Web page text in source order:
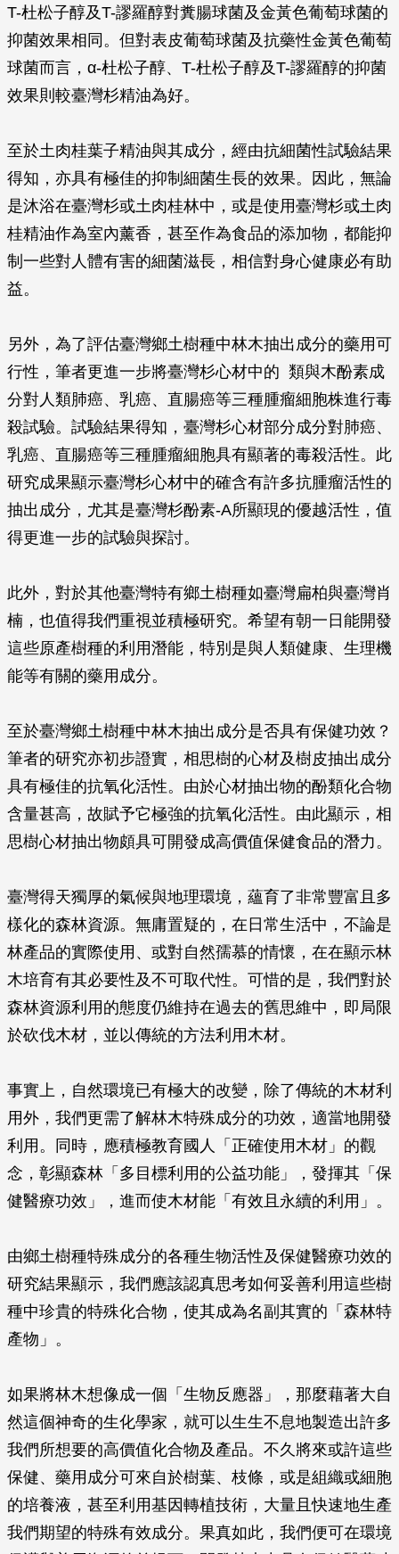
T-杜松子醇及T-謬羅醇對糞腸球菌及金黃色葡萄球菌的
抑菌效果相同。但對表皮葡萄球菌及抗藥性金黃色葡萄
球菌而言，α-杜松子醇、T-杜松子醇及T-謬羅醇的抑菌
效果則較臺灣杉精油為好。
至於土肉桂葉子精油與其成分，經由抗細菌性試驗結果
得知，亦具有極佳的抑制細菌生長的效果。因此，無論
是沐浴在臺灣杉或土肉桂林中，或是使用臺灣杉或土肉
桂精油作為室內薰香，甚至作為食品的添加物，都能抑
制一些對人體有害的細菌滋長，相信對身心健康必有助
益。
另外，為了評估臺灣鄉土樹種中林木抽出成分的藥用可
行性，筆者更進一步將臺灣杉心材中的 類與木酚素成
分對人類肺癌、乳癌、直腸癌等三種腫瘤細胞株進行毒
殺試驗。試驗結果得知，臺灣杉心材部分成分對肺癌、
乳癌、直腸癌等三種腫瘤細胞具有顯著的毒殺活性。此
研究成果顯示臺灣杉心材中的確含有許多抗腫瘤活性的
抽出成分，尤其是臺灣杉酚素-A所顯現的優越活性，值
得更進一步的試驗與探討。
此外，對於其他臺灣特有鄉土樹種如臺灣扁柏與臺灣肖
楠，也值得我們重視並積極研究。希望有朝一日能開發
這些原產樹種的利用潛能，特別是與人類健康、生理機
能等有關的藥用成分。
至於臺灣鄉土樹種中林木抽出成分是否具有保健功效？
筆者的研究亦初步證實，相思樹的心材及樹皮抽出成分
具有極佳的抗氧化活性。由於心材抽出物的酚類化合物
含量甚高，故賦予它極強的抗氧化活性。由此顯示，相
思樹心材抽出物頗具可開發成高價值保健食品的潛力。
臺灣得天獨厚的氣候與地理環境，蘊育了非常豐富且多
樣化的森林資源。無庸置疑的，在日常生活中，不論是
林產品的實際使用、或對自然孺慕的情懷，在在顯示林
木培育有其必要性及不可取代性。可惜的是，我們對於
森林資源利用的態度仍維持在過去的舊思維中，即局限
於砍伐木材，並以傳統的方法利用木材。
事實上，自然環境已有極大的改變，除了傳統的木材利
用外，我們更需了解林木特殊成分的功效，適當地開發
利用。同時，應積極教育國人「正確使用木材」的觀
念，彰顯森林「多目標利用的公益功能」，發揮其「保
健醫療功效」，進而使木材能「有效且永續的利用」。
由鄉土樹種特殊成分的各種生物活性及保健醫療功效的
研究結果顯示，我們應該認真思考如何妥善利用這些樹
種中珍貴的特殊化合物，使其成為名副其實的「森林特
產物」。
如果將林木想像成一個「生物反應器」，那麼藉著大自
然這個神奇的生化學家，就可以生生不息地製造出許多
我們所想要的高價值化合物及產品。不久將來或許這些
保健、藥用成分可來自於樹葉、枝條，或是組織或細胞
的培養液，甚至利用基因轉植技術，大量且快速地生產
我們期望的特殊有效成分。果真如此，我們便可在環境